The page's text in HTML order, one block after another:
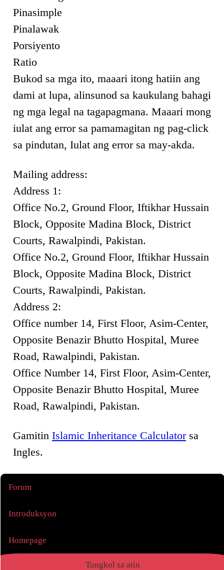
Pinasimple
Pinalawak
Porsiyento
Ratio
Bukod sa mga ito, maaari itong hatiin ang
dami at lupa, alinsunod sa kaukulang bahagi
ng mga legal na tagapagmana. Maaari mong
iulat ang error sa pamamagitan ng pag-click
sa pindutan, Iulat ang error sa may-akda.
Mailing address:
Address 1:
Office No.2, Ground Floor, Iftikhar Hussain
Block, Opposite Madina Block, District
Courts, Rawalpindi, Pakistan.
Office No.2, Ground Floor, Iftikhar Hussain
Block, Opposite Madina Block, District
Courts, Rawalpindi, Pakistan.
Address 2:
Office number 14, First Floor, Asim-Center,
Opposite Benazir Bhutto Hospital, Muree
Road, Rawalpindi, Pakistan.
Office Number 14, First Floor, Asim-Center,
Opposite Benazir Bhutto Hospital, Muree
Road, Rawalpindi, Pakistan.
Gamitin Islamic Inheritance Calculatorsa
Ingles.
Forum
Introduksyon
Homepage
Tungkol sa atin